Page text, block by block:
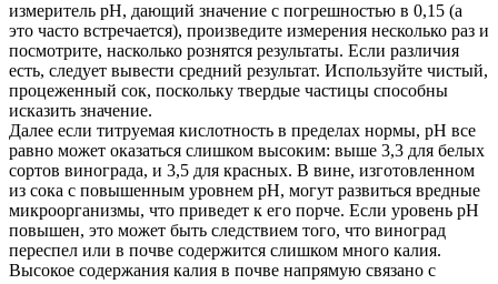
измеритель рН, дающий значение с погрешностью в 0,15 (а
это часто встречается), произведите измерения несколько раз и
посмотрите, насколько рознятся результаты. Если различия
есть, следует вывести средний результат. Используйте чистый,
процеженный сок, поскольку твердые частицы способны
исказить значение.
Далее если титруемая кислотность в пределах нормы, рН все
равно может оказаться слишком высоким: выше 3,3 для белых
сортов винограда, и 3,5 для красных. В вине, изготовленном
из сока с повышенным уровнем рН, могут развиться вредные
микроорганизмы, что приведет к его порче. Если уровень рН
повышен, это может быть следствием того, что виноград
переспел или в почве содержится слишком много калия.
Высокое содержания калия в почве напрямую связано с